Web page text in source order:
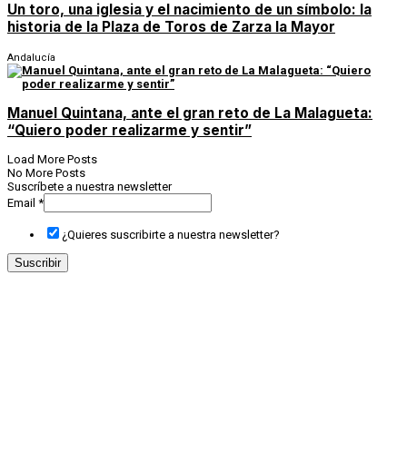
Un toro, una iglesia y el nacimiento de un símbolo: la
historia de la Plaza de Toros de Zarza la Mayor
Andalucía
Manuel Quintana, ante el gran reto de La Malagueta:
“Quiero poder realizarme y sentir”
Load More Posts
No More Posts
Suscríbete a nuestra newsletter
Email *
¿Quieres suscribirte a nuestra newsletter?
Suscribir